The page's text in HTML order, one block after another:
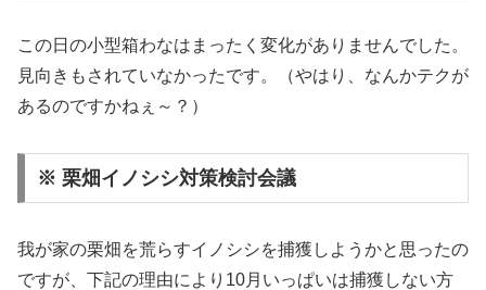
この日の小型箱わなはまったく変化がありませんでした。
見向きもされていなかったです。（やはり、なんかテクが
あるのですかねぇ～？）
※ 栗畑イノシシ対策検討会議
我が家の栗畑を荒らすイノシシを捕獲しようかと思ったの
ですが、下記の理由により10月いっぱいは捕獲しない方